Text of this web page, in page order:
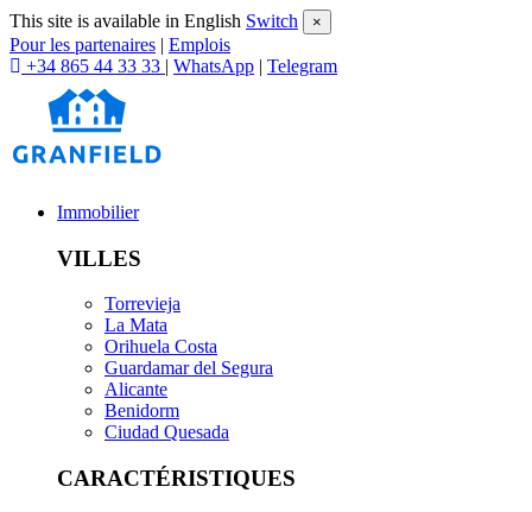
This site is available in English Switch ×
Pour les partenaires | Emplois
+34 865 44 33 33 | WhatsApp | Telegram
Immobilier
VILLES
Torrevieja
La Mata
Orihuela Costa
Guardamar del Segura
Alicante
Benidorm
Ciudad Quesada
CARACTÉRISTIQUES